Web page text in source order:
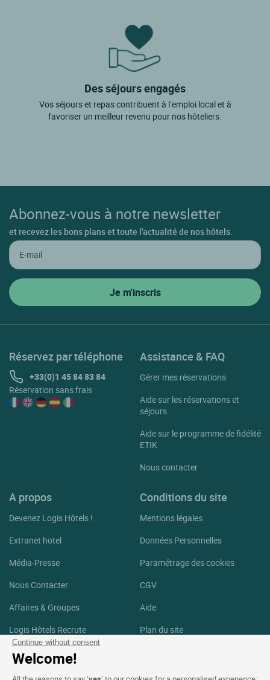
Continue without consent
Welcome!
Des séjours engagés
Vos séjours et repas contribuent à l’emploi local et à
favoriser un meilleur revenu pour nos hôteliers.
Abonnez-vous à notre newsletter
et recevez les bons plans et toute l'actualité de nos hôtels.
Réservez par téléphone
+33(0)1 45 84 83 84
Réservation sans frais
Assistance & FAQ
Gérer mes réservations
Aide sur les réservations et
séjours
Aide sur le programme de fidélité
ETIK
Nous contacter
A propos
Devenez Logis Hôtels !
Extranet hotel
Média-Presse
Nous Contacter
Affaires & Groupes
Logis Hôtels Recrute
Conditions du site
Mentions légales
Données Personnelles
Paramétrage des cookies
CGV
Aide
Plan du site